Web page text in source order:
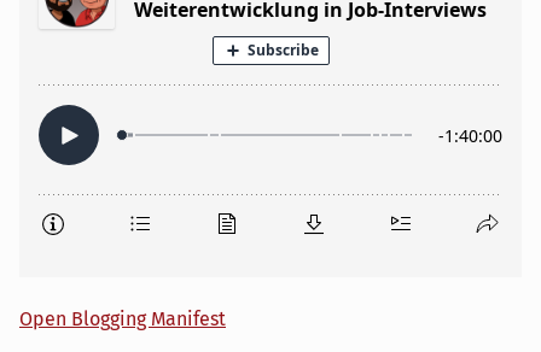
Open Blogging Manifest